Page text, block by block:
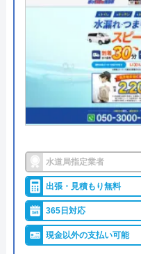
施工
●保証・保険 ―
水の生活救急車
拠点数2270店舗と日
で対応をしています
い合わせ受付をして
水トラブルの不安もす
調整作業のみであれば
水道局指定業者
出張・見積もり無料
365日対応
現金以外の支払い可能